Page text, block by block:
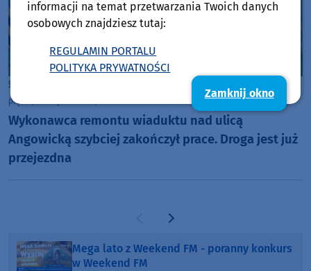
Chojnice
piątek, 7 sierpnia 2026, 12:13
Wykonawca remontu wiaduktu nad ulicą
Angowicką szybciej zakończył prace. Droga jest już
przejezdna
Poprzednia strona
Następna strona
Mega lato z Weekend FM - poranny konkurs
w Weekend FM
informacji na temat przetwarzania Twoich danych
osobowych znajdziesz tutaj:
REGULAMIN PORTALU
POLITYKA PRYWATNOŚCI
Zamknij okno